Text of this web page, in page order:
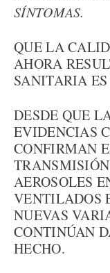
SÍNTOMAS.
QUE LA
AHORA
SANITARIA
DESDE QUE
EVIDENCIAS
CONFIRMAN
AEROSOLES
VENTILADOS
NUEVAS
CONTINÚAN
HECHO.